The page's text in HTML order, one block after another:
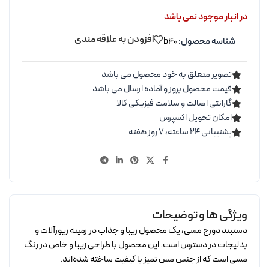
در انبار موجود نمی باشد
شناسه محصول:b40 افزودن به علاقه مندی
تصویر متعلق به خود محصول می باشد
قیمت محصول بروز و آماده ارسال می باشد
گارانتی اصالت و سلامت فیزیکی کالا
امکان تحویل اکسپرس
پشتیبانی ۲۴ ساعته، ۷ روز هفته
ویژگی ها و توضیحات
دستبند دورج مسی، یک محصول زیبا و جذاب در زمینه زیورآلات و
بدلیجات در دسترس است. این محصول با طراحی زیبا و خاص در رنگ
مسی است که از جنس مس تمیز با کیفیت ساخته شده‌اند.